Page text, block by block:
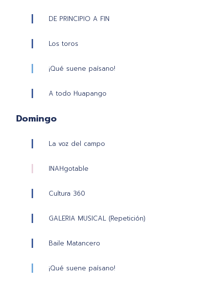
DE PRINCIPIO A FIN
Los toros
¡Qué suene paísano!
A todo Huapango
Domingo
La voz del campo
INAHgotable
Cultura 360
GALERIA MUSICAL (Repetición)
Baile Matancero
¡Qué suene paísano!